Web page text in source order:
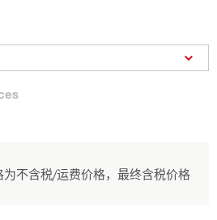
不含税/运费价格，最终含税价格